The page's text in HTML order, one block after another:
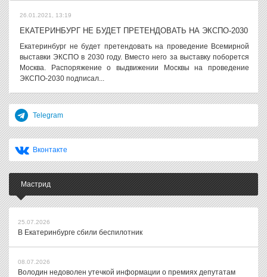
26.01.2021, 13:19
ЕКАТЕРИНБУРГ НЕ БУДЕТ ПРЕТЕНДОВАТЬ НА ЭКСПО-2030
Екатеринбург не будет претендовать на проведение Всемирной
выставки ЭКСПО в 2030 году. Вместо него за выставку поборется
Москва. Распоряжение о выдвижении Москвы на проведение
ЭКСПО-2030 подписал...
Telegram
Вконтакте
Мастрид
25.07.2026
В Екатеринбурге сбили беспилотник
08.07.2026
Володин недоволен утечкой информации о премиях депутатам